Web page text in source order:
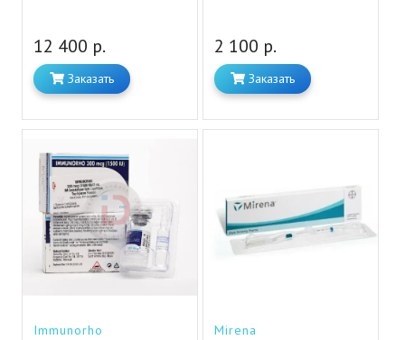
12 400 р.
Заказать
2 100 р.
Заказать
Immunorho Mirena